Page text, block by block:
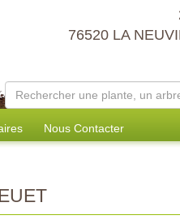
76520 LA
Nous Contacter